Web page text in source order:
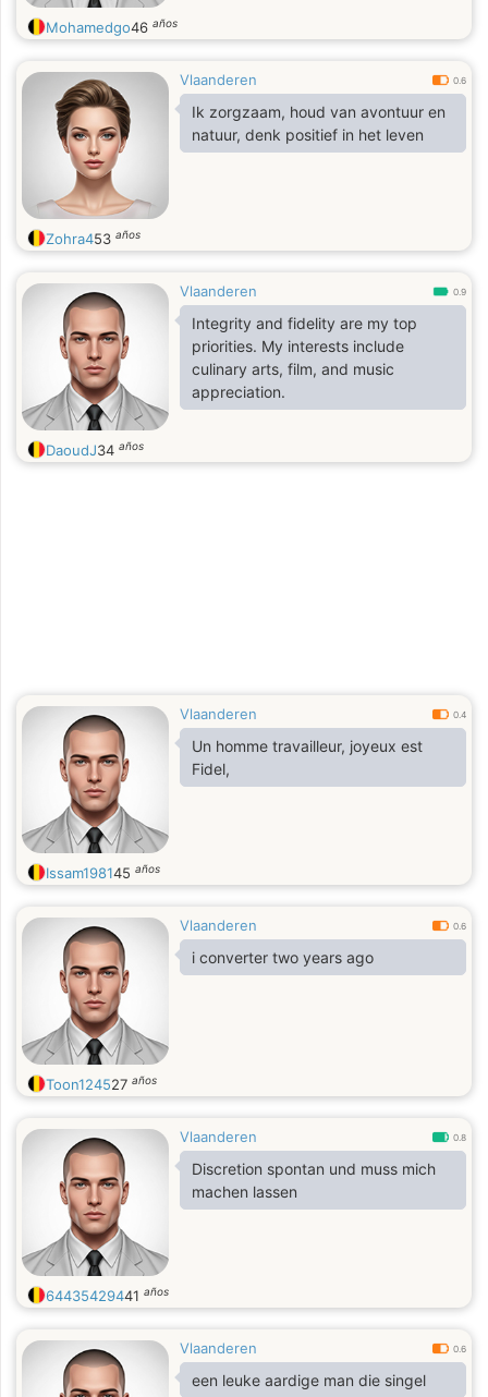
Mohamedgo46 años
Vlaanderen 0.6
Ik zorgzaam, houd van avontuur en
natuur, denk positief in het leven
Zohra453 años
Vlaanderen 0.9
Integrity and fidelity are my top
priorities. My interests include
culinary arts, film, and music
appreciation.
DaoudJ34 años
Vlaanderen 0.4
Un homme travailleur, joyeux est
Fidel,
Issam198145 años
Vlaanderen 0.6
i converter two years ago
Toon124527 años
Vlaanderen 0.8
Discretion spontan und muss mich
machen lassen
64435429441 años
Vlaanderen 0.6
een leuke aardige man die singel